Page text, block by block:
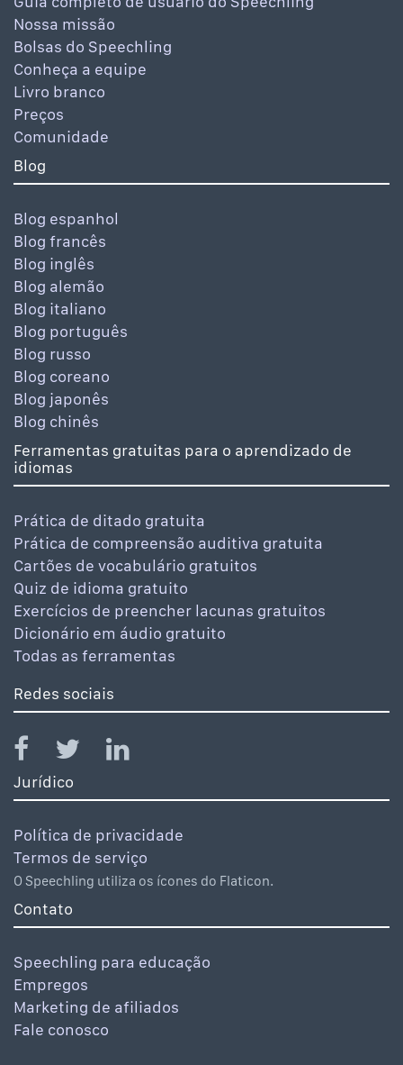
Nossa missão
Bolsas do Speechling
Conheça a equipe
Livro branco
Preços
Comunidade
Blog
Blog espanhol
Blog francês
Blog inglês
Blog alemão
Blog italiano
Blog português
Blog russo
Blog coreano
Blog japonês
Blog chinês
Ferramentas gratuitas para o aprendizado de
idiomas
Prática de ditado gratuita
Prática de compreensão auditiva gratuita
Cartões de vocabulário gratuitos
Quiz de idioma gratuito
Exercícios de preencher lacunas gratuitos
Dicionário em áudio gratuito
Todas as ferramentas
Redes sociais
Jurídico
Política de privacidade
Termos de serviço
O Speechling utiliza os ícones do Flaticon.
Contato
Speechling para educação
Empregos
Marketing de afiliados
Fale conosco